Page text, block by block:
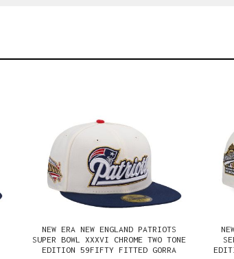
NEW ERA NEW ENGLAND PATRIOTS
SUPER BOWL XXXVI CHROME TWO TONE
EDITION 59FIFTY FITTED GORRA